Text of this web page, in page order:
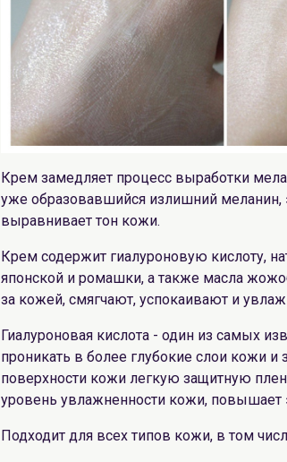
Крем замедляет процесс выработки
уже образовавшийся излишний меланин,
выравнивает тон кожи.
Крем содержит гиалуроновую кислоту,
японской и ромашки, а также масла
за кожей, смягчают, успокаивают и
Гиалуроновая кислота - один из самых
проникать в более глубокие слои кожи
поверхности кожи легкую защитную
уровень увлажненности кожи, повышает
Подходит для всех типов кожи, в том